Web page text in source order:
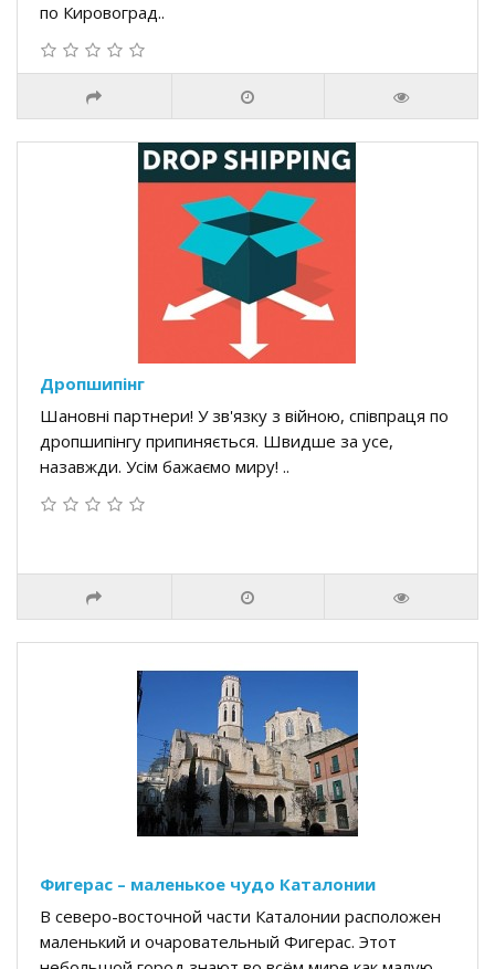
по Кировоград..
Дропшипінг
Шановні партнери! У зв'язку з війною, співпраця по
дропшипінгу припиняється. Швидше за усе,
назавжди. Усім бажаємо миру! ..
Фигерас – маленькое чудо Каталонии
В северо-восточной части Каталонии расположен
маленький и очаровательный Фигерас. Этот